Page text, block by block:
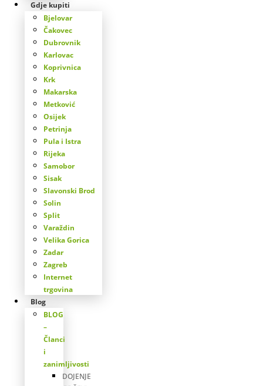
Gdje kupiti
Bjelovar
Čakovec
Dubrovnik
Karlovac
Koprivnica
Krk
Makarska
Metković
Osijek
Petrinja
Pula i Istra
Rijeka
Samobor
Sisak
Slavonski Brod
Solin
Split
Varaždin
Velika Gorica
Zadar
Zagreb
Internet
trgovina
Blog
BLOG
–
Članci
i
zanimljivosti
DOJENJE